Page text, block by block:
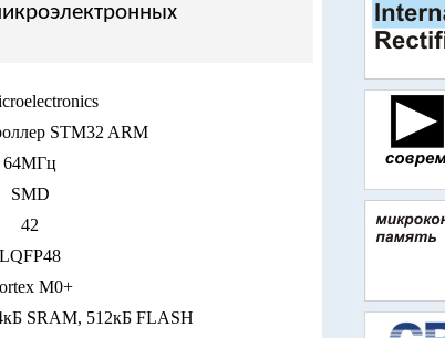
STM32 ARM
64МГц
SMD
42
LQFP48
M0+
SRAM, 512кБ FLASH